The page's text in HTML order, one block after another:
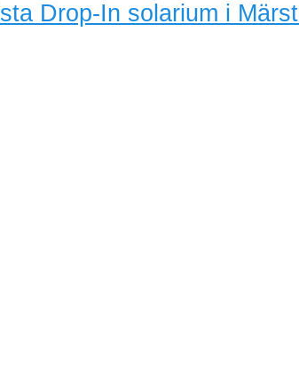
Drop-In solarium i